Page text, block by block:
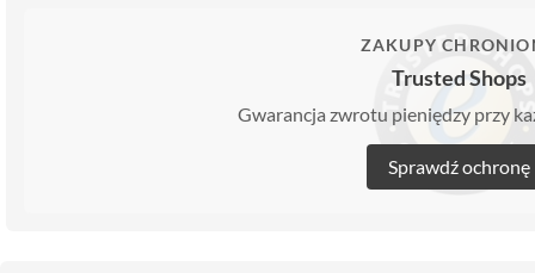
ZAKUPY
Trusted Shops
Gwarancja zwrotu pieniędzy przy
Sprawdź ochronę